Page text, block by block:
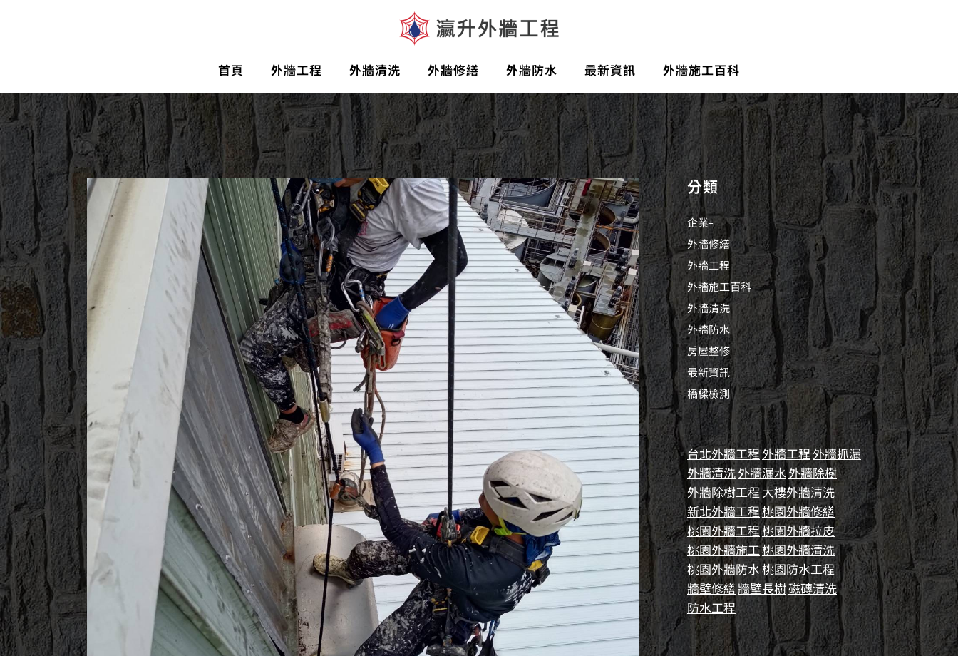
首頁 外牆工程 外牆清洗 外牆修繕 外牆防水 最新資訊 外牆施工百科
分類
企業+
外牆修繕
外牆工程
外牆施工百科
外牆清洗
外牆防水
房屋整修
最新資訊
橋樑檢測
台北外牆工程 外牆工程 外牆抓漏
外牆清洗外牆漏水外牆除樹
外牆除樹工程 大樓外牆清洗
新北外牆工程 桃園外牆修繕
桃園外牆工程桃園外牆拉皮
桃園外牆施工桃園外牆清洗
桃園外牆防水桃園防水工程
牆壁修繕牆壁長樹磁磚清洗
防水工程